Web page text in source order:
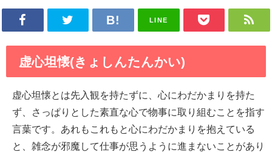
LINE
虚心坦懐(きょしんたんかい)
虚心坦懐とは先入観を持たずに、心にわだかまりを持た
ず、さっぱりとした素直な心で物事に取り組むことを指す
言葉です。あれもこれもと心にわだかまりを抱えている
と、雑念が邪魔して仕事が思うように進まないことがあり